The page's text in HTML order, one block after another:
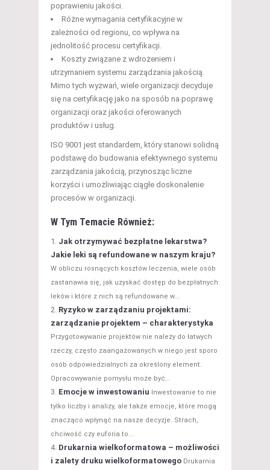
poprawieniu jakości.
Różne wymagania certyfikacyjne w
zależności od regionu, co wpływa na
jednolitość procesu certyfikacji.
Koszty związane z wdrożeniem i
utrzymaniem systemu zarządzania jakością.
Mimo tych wyzwań, wiele organizacji decyduje
się na certyfikację jako na sposób na poprawę
organizacji oraz jakości oferowanych
produktów i usług.
ISO 9001 jest standardem, który stanowi solidną
podstawę do budowania efektywnego systemu
zarządzania jakością, przynosząc liczne
korzyści i umożliwiając ciągłe doskonalenie
procesów w organizacji.
W Tym Temacie Również:
Jak otrzymywać bezpłatne lekarstwa?
Jakie leki są refundowane w naszym kraju?
W obliczu rosnących kosztów leczenia, wiele osób
zastanawia się, jak uzyskać dostęp do bezpłatnych
leków i które z nich są refundowane w...
Ryzyko w zarządzaniu projektami:
zarządzanie projektem – charakterystyka
Przygotowywanie projektów nie należy do łatwych
rzeczy, często zaangażowanych w niego jest sporo
osób odpowiedzialnych za określony element.
Opracowywanie pomysłu może być...
Emocje w inwestowaniu Inwestowanie to nie
tylko liczby i analizy, ale także emocje, które mogą
znacząco wpłynąć na nasze decyzje. Strach,
chciwość czy euforia to...
Drukarnia wielkoformatowa – możliwości
i zalety druku wielkoformatowego Drukarnia